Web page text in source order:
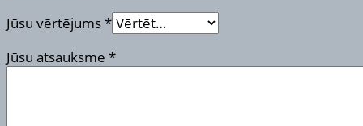
Jūsu vērtējums*
Jūsu atsauksme *